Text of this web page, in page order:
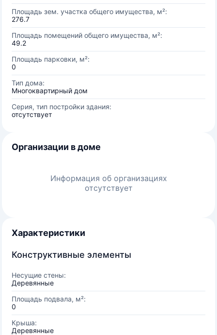
Площадь зем. участка общего имущества, м²:
276.7
Площадь помещений общего имущества, м²:
49.2
Площадь парковки, м²:
0
Тип дома:
Многоквартирный дом
Серия, тип постройки здания:
отсутствует
Организации в доме
Информация об организациях
отсутствует
Характеристики
Конструктивные элементы
Несущие стены:
Деревянные
Площадь подвала, м²:
0
Крыша:
Деревянные